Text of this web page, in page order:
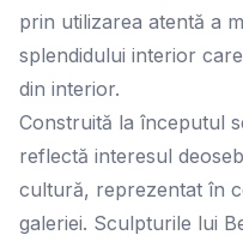
prin utilizarea atentă a
splendidului interior
din interior.
Construită la începutul
reflectă interesul
cultură, reprezentat în
galeriei. Sculpturile lui